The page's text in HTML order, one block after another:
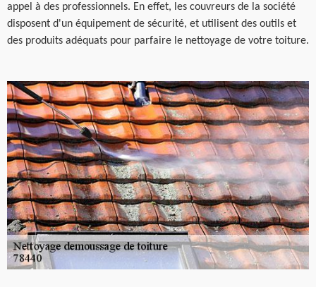
appel à des professionnels. En effet, les couvreurs de la société
disposent d'un équipement de sécurité, et utilisent des outils et
des produits adéquats pour parfaire le nettoyage de votre toiture.